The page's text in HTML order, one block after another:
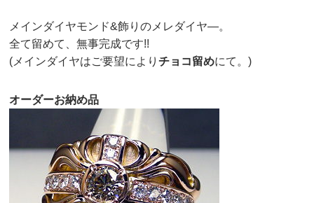
メインダイヤモンド&飾りのメレダイヤ—。
全て留めて、無事完成です!!
(メインダイヤはご要望により チョコ留めにて。)
オーダーお納め品